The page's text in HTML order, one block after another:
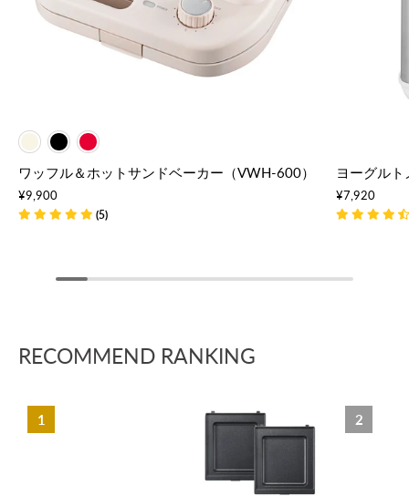
ワッフル＆ホットサンドベーカー（VWH-600）
¥9,900
(5)
ヨーグル
¥7,920
IVORYRED
RECOMMEND RANKING
1 2